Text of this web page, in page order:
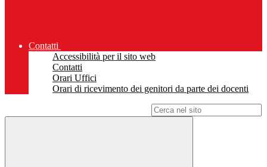
Contatti
Accessibilità per il sito web
Contatti
Orari Uffici
Orari di ricevimento dei genitori da parte dei docenti